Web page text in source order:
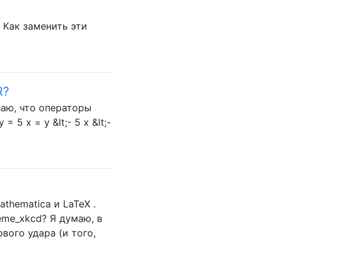
заменить эти
что операторы
= 5 x = y &lt;- 5 x &lt;-
и LaTeX .
Я думаю, в
удара (и того,